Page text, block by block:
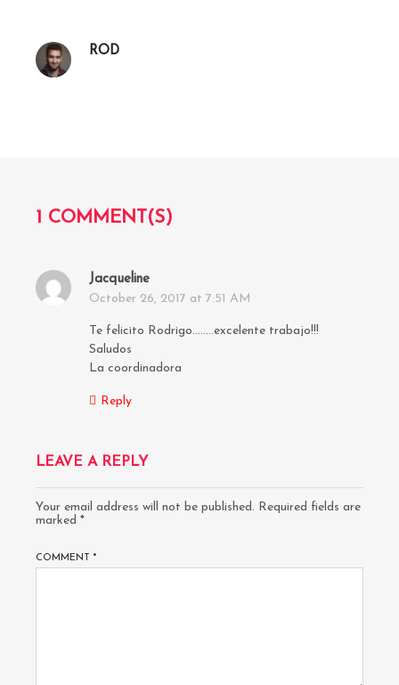
ROD
1 COMMENT(S)
Jacqueline
a
s
October 26, 2017 at 7:51 AM
Te felicito Rodrigo……..excelente trabajo!!!
Saludos
La coordinadora
Reply
LEAVE A REPLY
Your email address will not be published. Required fields are
marked *
COMMENT *